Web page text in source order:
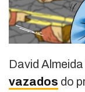
David
vazados do